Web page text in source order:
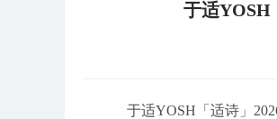
于适YOSH
于适YOSH「适诗」